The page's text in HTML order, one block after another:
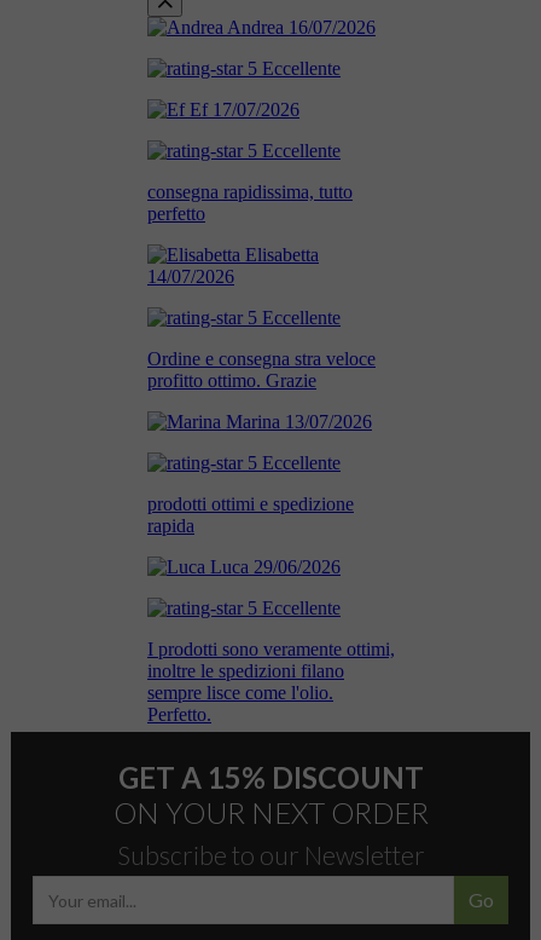
GET A 15% DISCOUNT
ON YOUR NEXT ORDER
Subscribe to our Newsletter
Go